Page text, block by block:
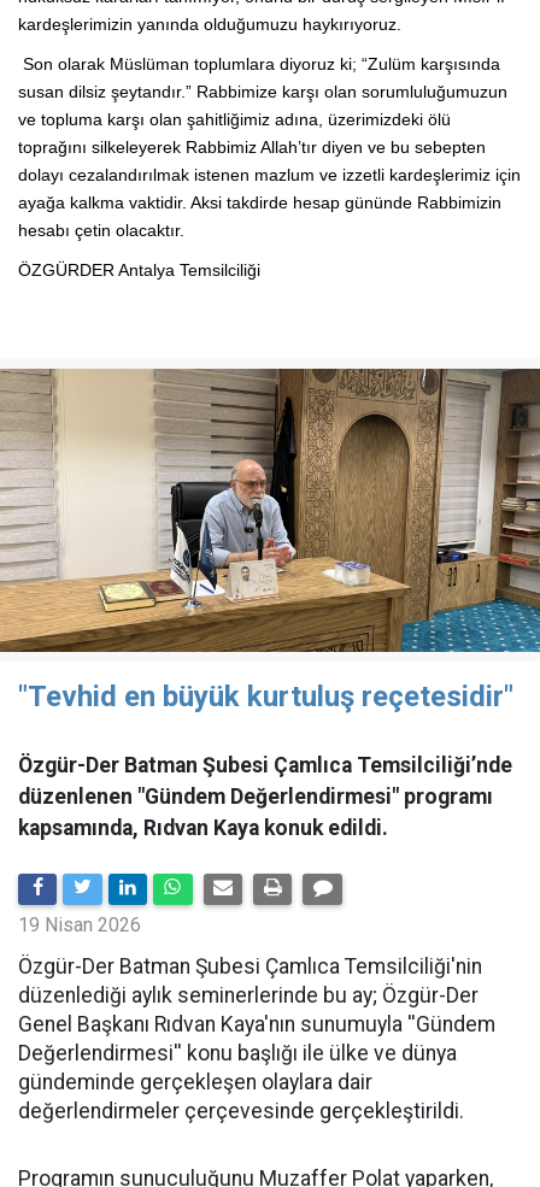
kardeşlerimizin yanında olduğumuzu haykırıyoruz.
Son olarak Müslüman toplumlara diyoruz ki; “Zulüm karşısında
susan dilsiz şeytandır.” Rabbimize karşı olan sorumluluğumuzun
ve topluma karşı olan şahitliğimiz adına, üzerimizdeki ölü
toprağını silkeleyerek Rabbimiz Allah’tır diyen ve bu sebepten
dolayı cezalandırılmak istenen mazlum ve izzetli kardeşlerimiz için
ayağa kalkma vaktidir. Aksi takdirde hesap gününde Rabbimizin
hesabı çetin olacaktır.
ÖZGÜRDER Antalya Temsilciliği
"Tevhid en büyük kurtuluş reçetesidir"
Özgür-Der Batman Şubesi Çamlıca Temsilciliği’nde
düzenlenen "Gündem Değerlendirmesi" programı
kapsamında, Rıdvan Kaya konuk edildi.
19 Nisan 2026
​Özgür-Der Batman Şubesi Çamlıca Temsilciliği'nin
düzenlediği aylık seminerlerinde bu ay; Özgür-Der
Genel Başkanı Rıdvan Kaya'nın sunumuyla ''Gündem
Değerlendirmesi'' konu başlığı ile ülke ve dünya
gündeminde gerçekleşen olaylara dair
değerlendirmeler çerçevesinde gerçekleştirildi.
Programın sunuculuğunu Muzaffer Polat yaparken,